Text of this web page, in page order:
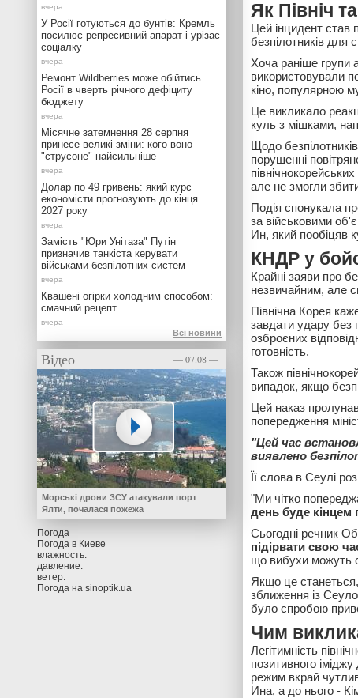
Як Північ
Цей інцидент став
безпілотників для
Хоча раніше групи
використовували
кіно, популярною
Це викликало
куль з мішками,
Щодо
порушенні
але не змогли
Подія спонукала
за військовими
Ин, який пообіцяв
КНДР у
Крайні заяви про
незвичайним, але
Північна Корея
завдати удару без
озброєних
готовність.
Також
випадок, якщо
Цей наказ
попередження
"Цей час
виявлено
Її слова в Сеулі
"Ми чітко
день буде кінцем
Сьогодні речник
підірвати свою
що вибухи можуть
Якщо це
зближення із
було спробою
Чим
Легітимність
позитивного
режим вкрай
Ина, а до нього -
У Росії готуються до бунтів: Кремль
посилює репресивний апарат і урізає
соціалку
Ремонт Wildberries може обійтись
Росії в чверть річного дефіциту
бюджету
Місячне затемнення 28 серпня
принесе великі зміни: кого воно
"струсоне" найсильніше
Долар по 49 гривень: який курс
економісти прогнозують до кінця
2027 року
Замість "Юри Унітаза" Путін
призначив танкіста керувати
військами безпілотних систем
Квашені огірки холодним способом:
смачний рецепт
Всі новини
Відео — 07.08 —
Морські дрони ЗСУ атакували порт
Ялти, почалася пожежа
Погода
Погода в Киеве
влажность:
давление:
ветер:
Погода на sinoptik.ua